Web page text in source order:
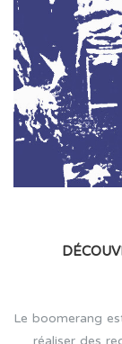
Le boomerang
réaliser des